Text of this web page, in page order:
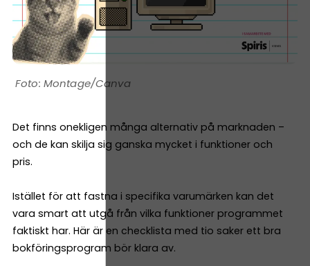
Montage/Canva
Det finns onekligen många alternativ på marknaden –
och de kan skilja sig ganska mycket i funktioner och
pris.
Istället för att fastna i specifika varumärken kan det
vara smart att utgå från vilka funktioner programmet
faktiskt har. Här är en checklista med tio saker ett bra
bokföringsprogram bör klara av.